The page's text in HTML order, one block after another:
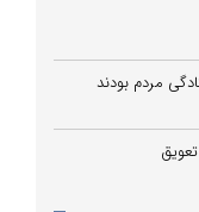
مردم بودند